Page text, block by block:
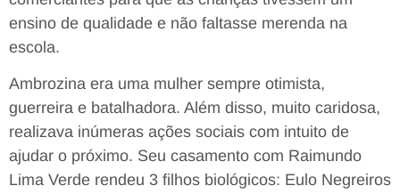
ensino de qualidade e não faltasse merenda na
escola.
Ambrozina era uma mulher sempre otimista,
guerreira e batalhadora. Além disso, muito caridosa,
realizava inúmeras ações sociais com intuito de
ajudar o próximo. Seu casamento com Raimundo
Lima Verde rendeu 3 filhos biológicos: Eulo Negreiros